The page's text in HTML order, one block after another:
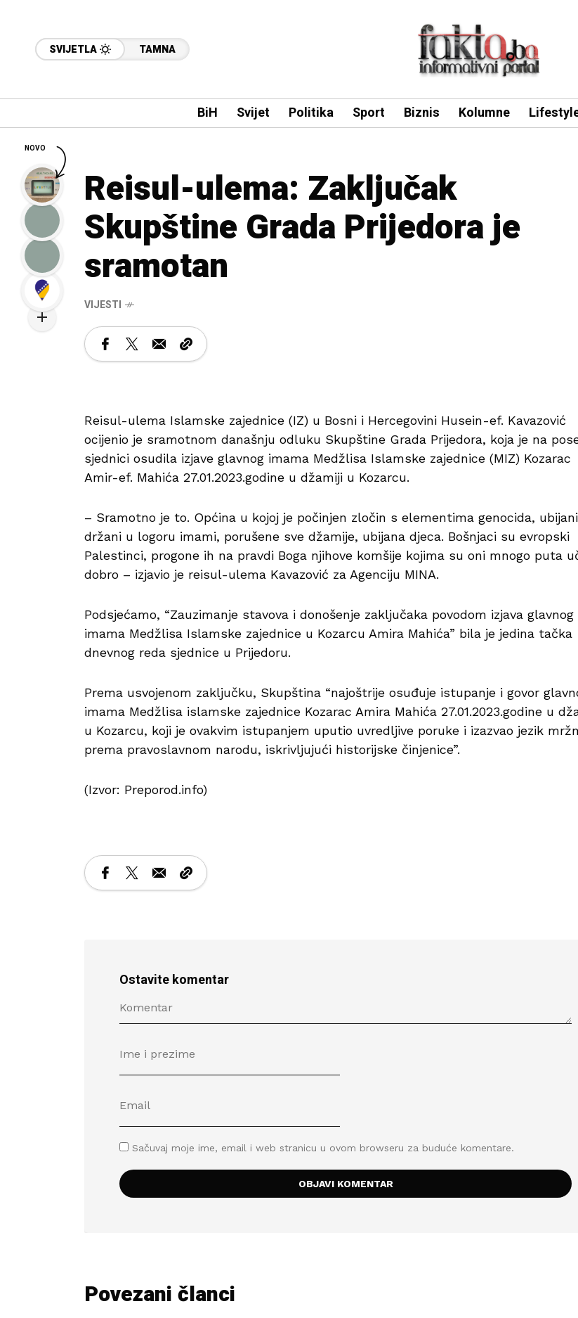
SVIJETLA TAMNA
BiH Svijet Politika Sport Biznis Kolumne
Reisul-ulema: Zaključak
Skupštine Grada Prijedora je
sramotan
VIJESTI
Reisul-ulema Islamske zajednice (IZ) u Bosni i Hercegovini Husein-ef. Kavazović
ocijenio je sramotnom današnju odluku Skupštine Grada Prijedora, koja je na
sjednici osudila izjave glavnog imama Medžlisa Islamske zajednice (MIZ) Kozarac
Amir-ef. Mahića 27.01.2023.godine u džamiji u Kozarcu.
– Sramotno je to. Općina u kojoj je počinjen zločin s elementima genocida,
držani u logoru imami, porušene sve džamije, ubijana djeca. Bošnjaci su evropski
Palestinci, progone ih na pravdi Boga njihove komšije kojima su oni mnogo puta
dobro – izjavio je reisul-ulema Kavazović za Agenciju MINA.
Podsjećamo, “Zauzimanje stavova i donošenje zaključaka povodom izjava glavnog
imama Medžlisa Islamske zajednice u Kozarcu Amira Mahića” bila je jedina tačka
dnevnog reda sjednice u Prijedoru.
Prema usvojenom zaključku, Skupština “najoštrije osuđuje istupanje i govor
imama Medžlisa islamske zajednice Kozarac Amira Mahića 27.01.2023.godine u
u Kozarcu, koji je ovakvim istupanjem uputio uvredljive poruke i izazvao jezik
prema pravoslavnom narodu, iskrivljujući historijske činjenice”.
(Izvor: Preporod.info)
Ostavite komentar
Sačuvaj moje ime, email i web stranicu u ovom browseru za buduće komentare.
Povezani članci
NOVO